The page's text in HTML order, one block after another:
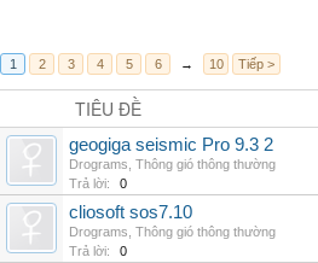
1 2 3 4 5 6 → 10 Tiếp >
TIÊU ĐỀ
geogiga seismic Pro 9.3 2
Drograms Thông gió thông thường
Trả lời:
0
cliosoft sos7.10
Drograms Thông gió thông thường
Trả lời:
0